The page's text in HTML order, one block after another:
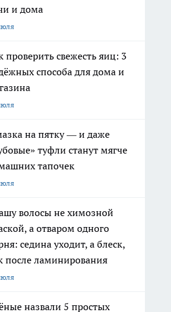
и дома
проверить свежесть яиц: 3
способа для дома и
на пятку — и даже
туфли станут мягче
тапочек
волосы не химозной
а отваром одного
седина уходит, а блеск,
после ламинирования
назвали 5 простых